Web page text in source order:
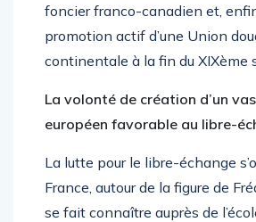
foncier franco-canadien et,
promotion actif d’une Union
continentale à la fin du XIXème
La volonté de création d’un
européen favorable au libre-
La lutte pour le libre-échange
France, autour de la figure de
se fait connaître auprès de